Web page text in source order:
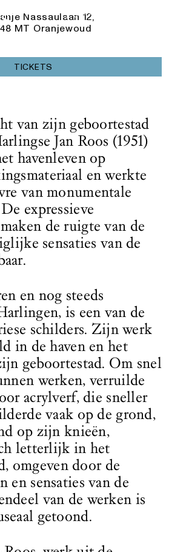
naar de homepage
— 7 Juni 2026
Nassaulaan 12,
MT Oranjewoud
TICKETS
van zijn geboortestad
Jan Roos (1951)
havenleven op
en werkte
van monumentale
expressieve
de ruigte van de
sensaties van de
en nog steeds
is een van de
schilders. Zijn werk
in de haven en het
geboortestad. Om snel
werken, verruilde
acrylverf, die sneller
vaak op de grond,
op zijn knieën,
letterlijk in het
omgeven door de
en sensaties van de
van de werken is
getoond.